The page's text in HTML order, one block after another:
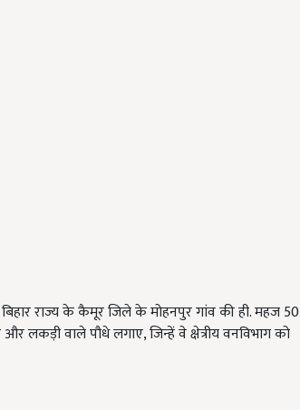
राज्य के कैमूर जिले के मोहनपुर गांव की ही. महज 50
लकड़ी वाले पौधे लगाए, जिन्हें वे क्षेत्रीय वनविभाग को